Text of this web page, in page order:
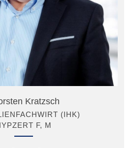
Kratzsch
(IHK)
F, M